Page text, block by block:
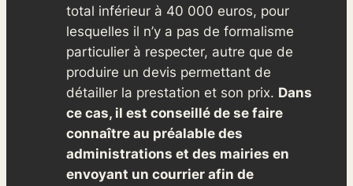
total inférieur à 40 000 euros, pour
lesquelles il n’y a pas de formalisme
particulier à respecter, autre que de
produire un devis permettant de
détailler la prestation et son prix. Dans
ce cas, il est conseillé de se faire
connaître au préalable des
administrations et des mairies en
envoyant un courrier afin de